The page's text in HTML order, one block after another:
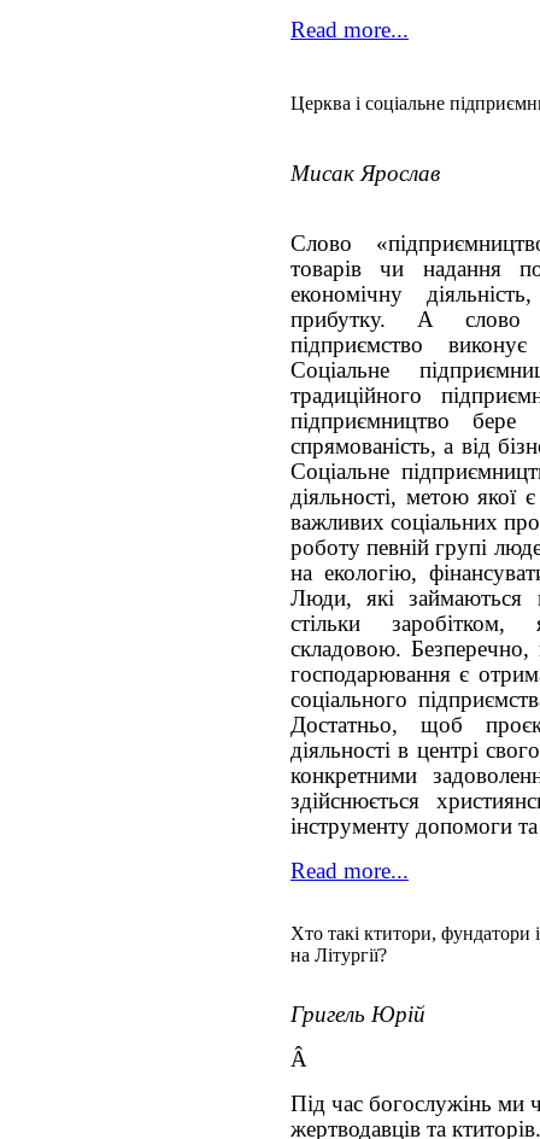
Read more...
Церква і соціальне
Мисак Ярослав
Слово
товарів чи надання
економічну
прибутку. А слово
підприємство
Соціальне
традиційного
підприємництво бере
спрямованість, а від
Соціальне
діяльності, метою якої
важливих соціальних
роботу певній групі
на екологію,
Люди, які займаються
стільки
складовою. Безперечно,
господарювання є
соціального
Достатньо, щоб
діяльності в центрі
конкретними
здійснюється
інструменту допомоги
Read more...
Хто такі ктитори, фундатори
на Літургії?
Григель Юрій
Â
Під час богослужінь ми
жертводавців та